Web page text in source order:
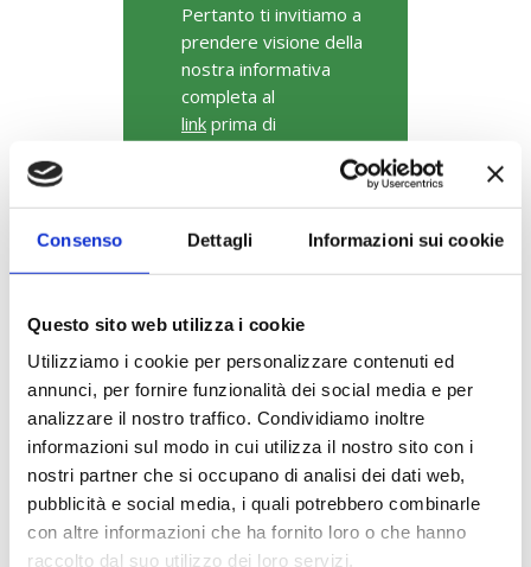
Consenso Dettagli Informazioni sui cookie
Questo sito web utilizza i cookie
Utilizziamo i cookie per personalizzare contenuti ed
annunci, per fornire funzionalità dei social media e per
analizzare il nostro traffico. Condividiamo inoltre
informazioni sul modo in cui utilizza il nostro sito con i
nostri partner che si occupano di analisi dei dati web,
pubblicità e social media, i quali potrebbero combinarle
con altre informazioni che ha fornito loro o che hanno
raccolto dal suo utilizzo dei loro servizi.
Pertanto ti invitiamo a
prendere visione della
nostra informativa
completa al
link prima di
Dichiaro di aver preso
privacy prevista del
Regolamento Europeo
679/16 e dal Codice
Privacy.